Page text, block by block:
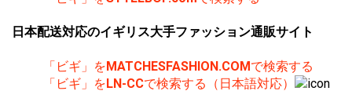
日本配送対応のイギリス大手ファッション通販サイト
「ビギ」をMATCHESFASHION.COMで検索する
「ビギ」をLN-CCで検索する（日本語対応）